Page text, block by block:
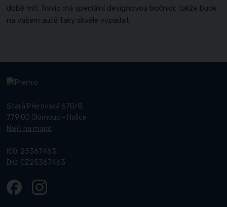
době mít. Navíc má speciální designovou bočnici; takže bude
na vašem autě taky skvěle vypadat.
Stará Přerovská 670/8
779 00 Olomouc - Holice
Najít na mapě
IČO: 25367463
DIČ: CZ25367463